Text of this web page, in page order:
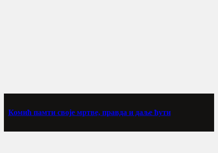
Комић памти своје мртве, правда и даље ћути